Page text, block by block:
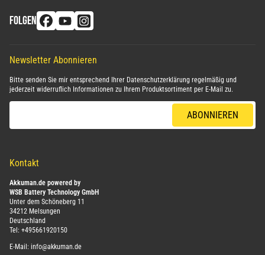
FOLGEN
Newsletter Abonnieren
Bitte senden Sie mir entsprechend Ihrer Datenschutzerklärung regelmäßig und
jederzeit widerruflich Informationen zu Ihrem Produktsortiment per E-Mail zu.
ABONNIEREN
Kontakt
Akkuman.de powered by
WSB Battery Technology GmbH
Unter dem Schöneberg 11
34212 Melsungen
Deutschland
Tel: +495661920150
E-Mail: info@akkuman.de